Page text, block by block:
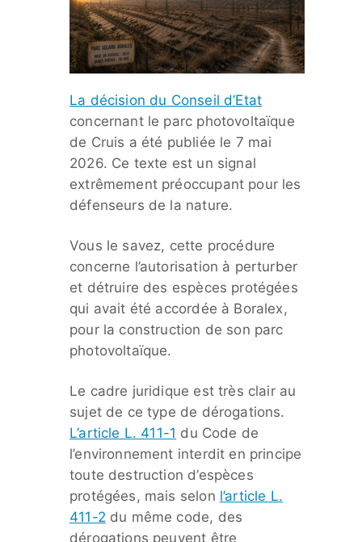
La décision du Conseil d’Etat
concernant le parc photovoltaïque
de Cruis a été publiée le 7 mai
2026. Ce texte est un signal
extrêmement préoccupant pour les
défenseurs de la nature.
Vous le savez, cette procédure
concerne l’autorisation à perturber
et détruire des espèces protégées
qui avait été accordée à Boralex,
pour la construction de son parc
photovoltaïque.
Le cadre juridique est très clair au
sujet de ce type de dérogations.
L’article L. 411-1 du Code de
l’environnement interdit en principe
toute destruction d’espèces
protégées, mais selon l’article L.
411-2 du même code, des
dérogations peuvent être